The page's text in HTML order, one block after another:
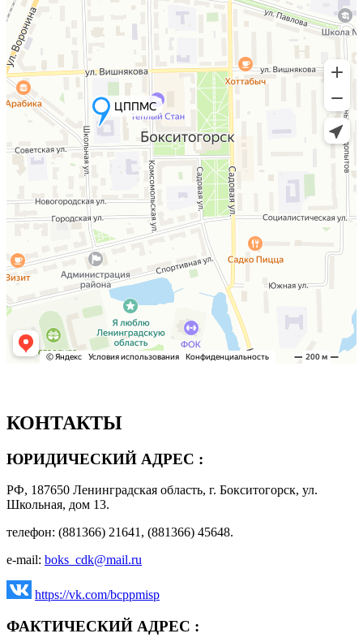
КОНТАКТЫ
ЮРИДИЧЕСКИЙ АДРЕС :
РФ, 187650 Ленинградская область, г. Бокситогорск, ул.
Школьная, дом 13.
телефон: (881366) 21641, (881366) 45648.
e-mail: boks_cdk@mail.ru
https://vk.com/bcppmisp
ФАКТИЧЕСКИЙ АДРЕС :